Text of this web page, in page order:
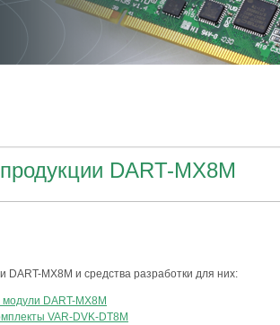
DART-MX8M
DART-MX8M и средства разработки для них:
DART-MX8M
VAR-DVK-DT8M